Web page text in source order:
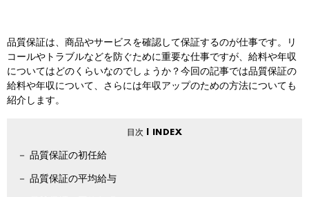
品質保証は、商品やサービスを確認して保証するのが仕事です。リ
コールやトラブルなどを防ぐために重要な仕事ですが、給料や年収
についてはどのくらいなのでしょうか？今回の記事では品質保証の
給料や年収について、さらには年収アップのための方法についても
紹介します。
品質保証の初任給
品質保証の平均給与